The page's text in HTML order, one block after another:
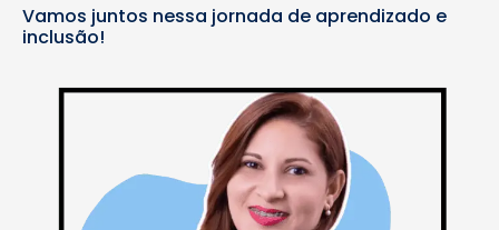
Vamos juntos nessa jornada de aprendizado e
inclusão!